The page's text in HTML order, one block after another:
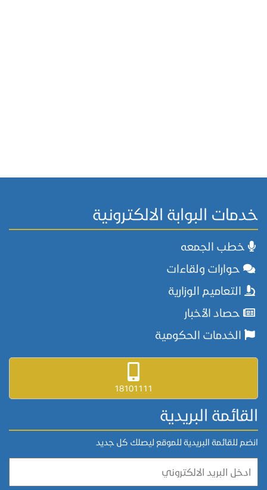
خدمات البوابة الالكترونية
خطب الجمعه
حوارات ولقاءات
التعاميم الوزارية
حصاد الأخبار
الخدمات الحكومية
18101111
القائمة البريدية
انضم للقائمة البريدية للموقع ليصلك كل جديد